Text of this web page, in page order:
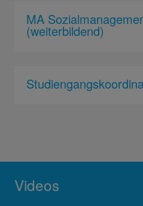
MA
(weiterbildend)
Videos